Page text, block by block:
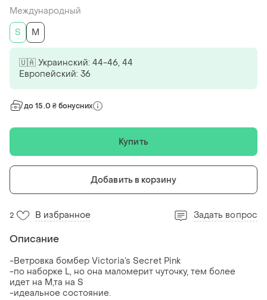
Международный
S
M
🇺🇦 Украинский: 44-46, 44
Европейский: 36
до 15.0 ₴ бонусних
Купить
Добавить в корзину
2 В избранное Задать вопрос
Описание
-Ветровка бомбер Victoria’s Secret Pink
-по наборке L, но она маломерит чуточку, тем более
идет на М,та на S
-идеальное состояние.